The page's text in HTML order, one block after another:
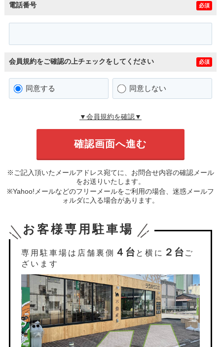
電話番号 必須
会員規約をご確認の上チェックをしてください 必須
同意する 同意しない
▼会員規約を確認▼
※ご記入頂いたメールアドレス宛てに、お問合せ内容の確認メール
をお送りいたします。
※Yahoo!メールなどのフリーメールをご利用の場合、迷惑メールフ
ォルダに入る場合があります。
お客様専用駐車場
専用駐車場は店舗裏側 ４台 と横に ２台 ご
ざいます